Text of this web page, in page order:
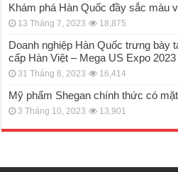
Khám phá Hàn Quốc đầy sắc màu
13 Tháng 7, 2023 18,875
Doanh nghiệp Hàn Quốc trưng bày
cấp Hàn Việt – Mega US Expo 2023
31 Tháng 8, 2023 16,414
Mỹ phẩm Shegan chính thức có
3 Tháng 10, 2023 13,901